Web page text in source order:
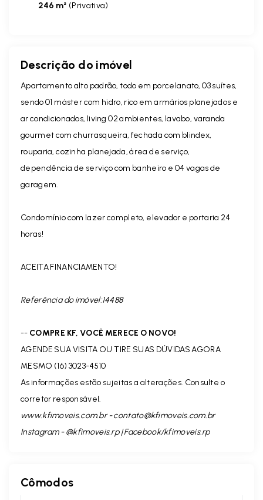
246 m² (Privativa)
Descrição do imóvel
Apartamento alto padrão, todo em porcelanato, 03 suítes,
sendo 01 máster com hidro, rico em armários planejados e
ar condicionados, living 02 ambientes, lavabo, varanda
gourmet com churrasqueira, fechada com blindex,
rouparia, cozinha planejada, área de serviço,
dependência de serviço com banheiro e 04 vagas de
garagem.
Condomínio com lazer completo, elevador e portaria 24
horas!
ACEITA FINANCIAMENTO!
Referência do imóvel:14488
-- COMPRE KF, VOCÊ MERECE O NOVO!
AGENDE SUA VISITA OU TIRE SUAS DÚVIDAS AGORA
MESMO (16) 3023-4510
As informações estão sujeitas a alterações. Consulte o
corretor responsável.
www.kfimoveis.com.br -contato@kfimoveis.com.br
Instagram - @kfimoveis.rp | Facebook/kfimoveis.rp
Cômodos